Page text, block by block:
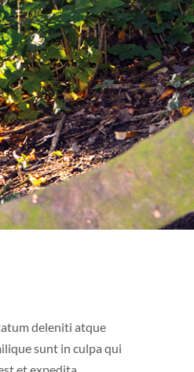
deleniti atque
sunt in culpa qui